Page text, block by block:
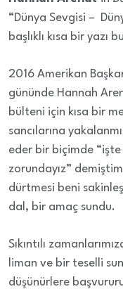
“Dünya Sevgisi –
başlıklı kısa bir yazı
2016 Amerikan
gününde Hannah
bülteni için kısa bir
sancılarına
eder bir biçimde
zorundayız”
dürtmesi beni
dal, bir amaç sundu.
Sıkıntılı
liman ve bir teselli
düşünürlere